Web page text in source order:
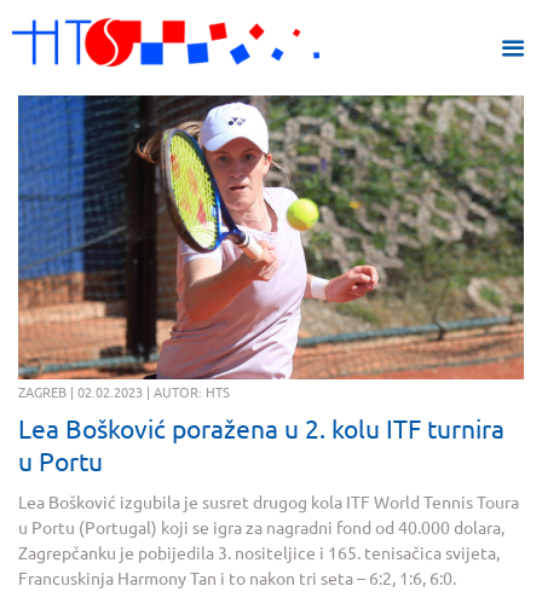
ZAGREB | 02.02.2023 | AUTOR: HTS
Lea Bošković poražena u 2. kolu ITF turnira
u Portu
Lea Bošković izgubila je susret drugog kola ITF World Tennis Toura
u Portu (Portugal) koji se igra za nagradni fond od 40.000 dolara,
Zagrepčanku je pobijedila 3. nositeljice i 165. tenisačica svijeta,
Francuskinja Harmony Tan i to nakon tri seta – 6:2, 1:6, 6:0.